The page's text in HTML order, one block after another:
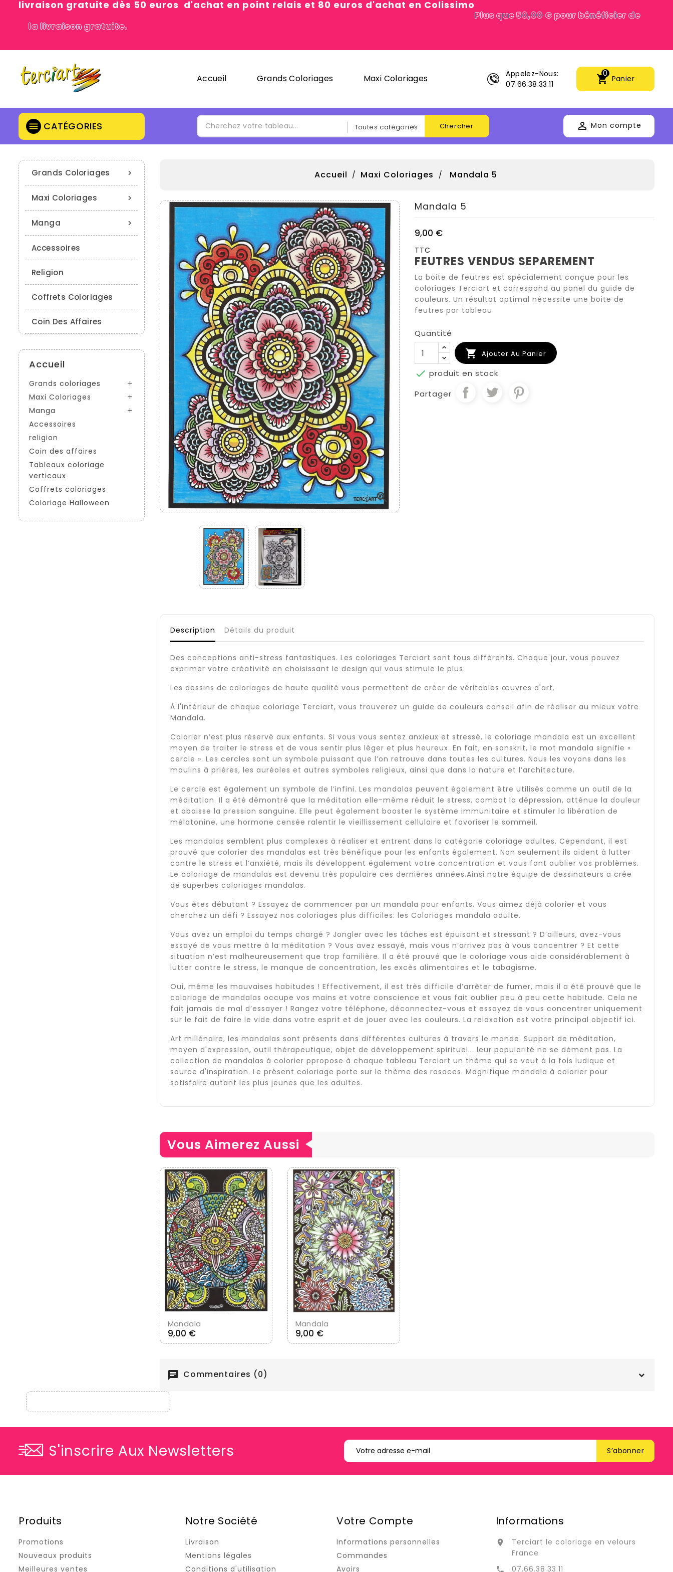
livraison gratuite dès 50 euros d'achat en point relais et 80 euros d'achat en Colissimo
Plus que 50,00 € pour bénéficier de
la livraison gratuite.
shopping_cart Panier
0
Accueil Grands Coloriages Maxi Coloriages
Appelez-Nous:
07.66.38.33.11
Chercher  Mon compte
CATÉGORIES


Grands Coloriages

Maxi Coloriages

Manga
Accessoires
Religion
Coffrets Coloriages
Coin Des Affaires
Accueil
Grands coloriages 
Maxi Coloriages 
Manga 
Accessoires
religion
Coin des affaires
Tableaux coloriage
verticaux
Coffrets coloriages
Coloriage Halloween
Accueil Maxi Coloriages Mandala 5

Mandala 5
9,00 €
TTC
FEUTRES VENDUS SEPAREMENT
La boite de feutres est spécialement conçue pour les
coloriages Terciart et correspond au panel du guide de
couleurs. Un résultat optimal nécessite une boite de
feutres par tableau
Quantité
 Ajouter Au Panier
 produit en stock
Partager
Description Détails du produit
Des conceptions anti-stress fantastiques. Les coloriages Terciart sont tous différents. Chaque jour, vous pouvez
exprimer votre créativité en choisissant le design qui vous stimule le plus.
Les dessins de coloriages de haute qualité vous permettent de créer de véritables œuvres d'art.
À l'intérieur de chaque coloriage Terciart, vous trouverez un guide de couleurs conseil afin de réaliser au mieux votre
Mandala.
Colorier n’est plus réservé aux enfants. Si vous vous sentez anxieux et stressé, le coloriage mandala est un excellent
moyen de traiter le stress et de vous sentir plus léger et plus heureux. En fait, en sanskrit, le mot mandala signifie «
cercle ». Les cercles sont un symbole puissant que l’on retrouve dans toutes les cultures. Nous les voyons dans les
moulins à prières, les auréoles et autres symboles religieux, ainsi que dans la nature et l’architecture.
Le cercle est également un symbole de l’infini. Les mandalas peuvent également être utilisés comme un outil de la
méditation. Il a été démontré que la méditation elle-même réduit le stress, combat la dépression, atténue la douleur
et abaisse la pression sanguine. Elle peut également booster le système immunitaire et stimuler la libération de
mélatonine, une hormone censée ralentir le vieillissement cellulaire et favoriser le sommeil.
Les mandalas semblent plus complexes à réaliser et entrent dans la catégorie coloriage adultes. Cependant, il est
prouvé que colorier des mandalas est très bénéfique pour les enfants également. Non seulement ils aident à lutter
contre le stress et l’anxiété, mais ils développent également votre concentration et vous font oublier vos problèmes.
Le coloriage de mandalas est devenu très populaire ces dernières années.Ainsi notre équipe de dessinateurs a crée
de superbes coloriages mandalas.
Vous êtes débutant ? Essayez de commencer par un mandala pour enfants. Vous aimez déjà colorier et vous
cherchez un défi ? Essayez nos coloriages plus difficiles: les Coloriages mandala adulte.
Vous avez un emploi du temps chargé ? Jongler avec les tâches est épuisant et stressant ? D’ailleurs, avez-vous
essayé de vous mettre à la méditation ? Vous avez essayé, mais vous n’arrivez pas à vous concentrer ? Et cette
situation n’est malheureusement que trop familière. Il a été prouvé que le coloriage vous aide considérablement à
lutter contre le stress, le manque de concentration, les excès alimentaires et le tabagisme.
Oui, même les mauvaises habitudes ! Effectivement, il est très difficile d’arrêter de fumer, mais il a été prouvé que le
coloriage de mandalas occupe vos mains et votre conscience et vous fait oublier peu à peu cette habitude. Cela ne
fait jamais de mal d’essayer ! Rangez votre téléphone, déconnectez-vous et essayez de vous concentrer uniquement
sur le fait de faire le vide dans votre esprit et de jouer avec les couleurs. La relaxation est votre principal objectif ici.
Art millénaire, les mandalas sont présents dans différentes cultures à travers le monde. Support de méditation,
moyen d'expression, outil thérapeutique, objet de développement spirituel... leur popularité ne se dément pas. La
collection de mandalas à colorier ppropose à chaque tableau Terciart un thème qui se veut à la fois ludique et
source d'inspiration. Le présent coloriage porte sur le thème des rosaces. Magnifique mandala à colorier pour
satisfaire autant les plus jeunes que les adultes.
Vous Aimerez Aussi
Ajouter Au Panier
Mandala
9,00 €Prix
Ajouter Au Panier
Mandala
9,00 €Prix
chat Commentaires (0)
S'inscrire Aux Newsletters
Informations

Terciart le coloriage en velours
France
 07.66.38.33.11
Produits
Promotions
Nouveaux produits
Meilleures ventes
Notre Société
Livraison
Mentions légales
Conditions d'utilisation
Votre Compte
Informations personnelles
Commandes
Avoirs